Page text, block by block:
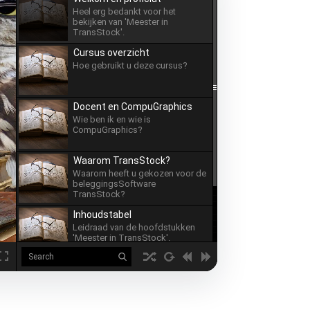
Heel erg bedankt voor het
bekijken van 'Meester in
TransStock'.
Cursus overzicht
Hoe gebruikt u deze cursus?
Docent en CompuGraphics
Wie ben ik en wie is
CompuGraphics?
Waarom TransStock?
Waarom heeft u gekozen voor de
beleggingsSoftware
TransStock?
Inhoudstabel
Leidraad van de hoofdstukken
'Meester in TransStock'.
Video galerij